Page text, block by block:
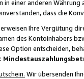
in einer anderen
dass die
Ihre Vergütung
des Kontoinhabers
Option entscheiden,
Wir übersenden